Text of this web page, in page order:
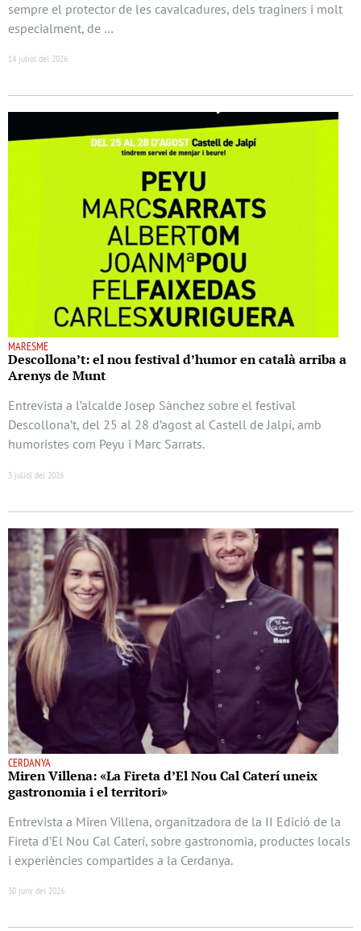
sempre el protector de les cavalcadures, dels traginers i molt
especialment, de …
14 juliol del 2026
MARESME
Descollona’t: el nou festival d’humor en català arriba a
Arenys de Munt
Entrevista a l’alcalde Josep Sànchez sobre el festival
Descollona’t, del 25 al 28 d’agost al Castell de Jalpí, amb
humoristes com Peyu i Marc Sarrats.
3 juliol del 2026
CERDANYA
Miren Villena: «La Fireta d’El Nou Cal Caterí uneix
gastronomia i el territori»
Entrevista a Miren Villena, organitzadora de la II Edició de la
Fireta d’El Nou Cal Caterí, sobre gastronomia, productes locals
i experiències compartides a la Cerdanya.
30 juny del 2026